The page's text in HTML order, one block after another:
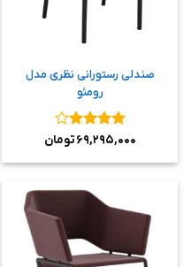
صندلی رستورانی نظری مدل
رومئو
نمره۴
۶۹,۲۹۵,۰۰۰تومان